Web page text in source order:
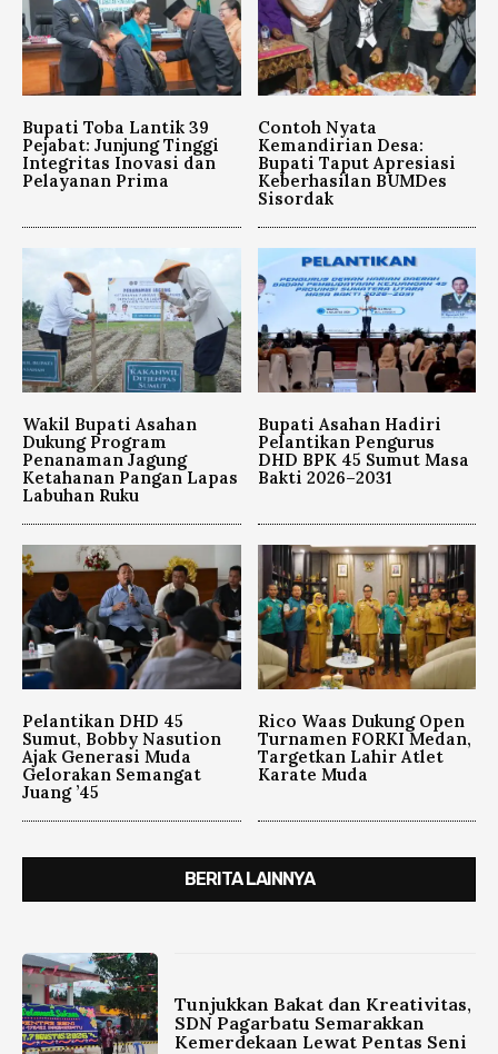
Bupati Toba Lantik 39
Pejabat: Junjung Tinggi
Integritas Inovasi dan
Pelayanan Prima
Contoh Nyata
Kemandirian Desa:
Bupati Taput Apresiasi
Keberhasilan BUMDes
Sisordak
Wakil Bupati Asahan
Dukung Program
Penanaman Jagung
Ketahanan Pangan Lapas
Labuhan Ruku
Bupati Asahan Hadiri
Pelantikan Pengurus
DHD BPK 45 Sumut Masa
Bakti 2026–2031
Pelantikan DHD 45
Sumut, Bobby Nasution
Ajak Generasi Muda
Gelorakan Semangat
Juang ’45
Rico Waas Dukung Open
Turnamen FORKI Medan,
Targetkan Lahir Atlet
Karate Muda
BERITA LAINNYA
Tunjukkan Bakat dan Kreativitas,
SDN Pagarbatu Semarakkan
Kemerdekaan Lewat Pentas Seni